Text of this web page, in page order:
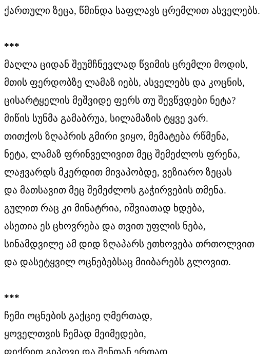
ქართული ზეცა, წმინდა საფლავს ცრემლით ასველებს.
***
მაღლა ციდან შეუმჩნევლად წვიმის ცრემლი მოდის,
მთის ფერდობზე ლამაზ იებს, ასველებს და კოცნის,
ცისარტყელის მეშვიდე ფერს თუ შევწვდები ნეტა?
მიწის სუნმა გამაბრუა, სილამაზის ტყვე ვარ.
თითქოს ზღაპრის გმირი ვიყო, მემატება რწმენა,
ნეტა, ლამაზ ფრინველივით მეც შემეძლოს ფრენა,
ლაჟვარდს მკერდით მივაპობდე, ვეზიარო ზეცას
და მათსავით მეც შემეძლოს გაჭირვების თმენა.
გულით რაც კი მინატრია, იშვიათად ხდება,
ასეთია ეს ცხოვრება და თვით უფლის ნება,
სინამდვილე ამ დიდ ზღაპარს ეთხოვება თრთოლვით
და დასეტყვილ ოცნებებსაც მიიბარებს გლოვით.
***
ჩემი ოცნების გაქციე ღმერთად,
ყოველთვის ჩემად მეიმედები,
ფიქრით გიპოვი და შენთან ერთად